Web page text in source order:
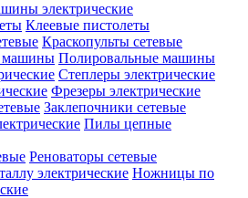
электрические
Клеевые пистолеты
Краскопульты сетевые
Полировальные машины
Степлеры электрические
Фрезеры электрические
Заклепочники сетевые
Пилы цепные
Реноваторы сетевые
Ножницы по